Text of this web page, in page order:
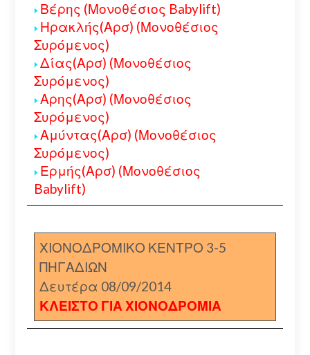
Βέρης (Μονοθέσιος Babylift)
Ηρακλής(Αρσ) (Μονοθέσιος
Συρόμενος)
Δίας(Αρσ) (Μονοθέσιος
Συρόμενος)
Αρης(Αρσ) (Μονοθέσιος
Συρόμενος)
Αμύντας(Αρσ) (Μονοθέσιος
Συρόμενος)
Ερμής(Αρσ) (Μονοθέσιος
Babylift)
ΧΙΟΝΟΔΡΟΜΙΚΟ ΚΕΝΤΡΟ 3-5
ΠΗΓΑΔΙΩΝ
Δευτέρα 08/09/2014
ΚΛΕΙΣΤΟ ΓΙΑ ΧΙΟΝΟΔΡΟΜΙΑ